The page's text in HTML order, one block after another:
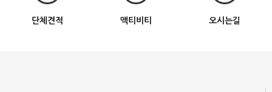
단체견적 액티비티 오시는길